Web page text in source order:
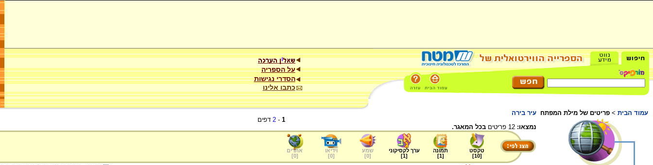
על הספריה
הסדרי נגישות
כתבו אלינו
עמוד הבית > פריטים של מילת המפתח עיר בירה
1
-
2 דפים
נמצאו:
בכל המאגר.
טקסט
[
10
]
תמונה
[
1
]
ערך לקסיקוני
[
1
]
שמע
[
0
]
וידיאו
[
0
]
אתרים
[
0
]